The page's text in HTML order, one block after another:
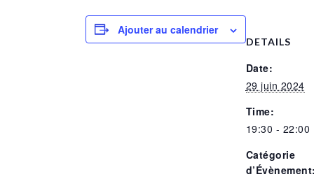
Ajouter au calendrier
DETAILS
Date:
29 juin 2024
Time:
19:30 - 22:00
Catégorie